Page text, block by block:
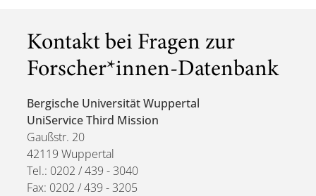
Kontakt bei Fragen zur
Forscher*innen-Datenbank
Bergische Universität Wuppertal
UniService Third Mission
Gaußstr. 20
42119 Wuppertal
Tel.: 0202 / 439 - 3040
Fax: 0202 / 439 - 3205